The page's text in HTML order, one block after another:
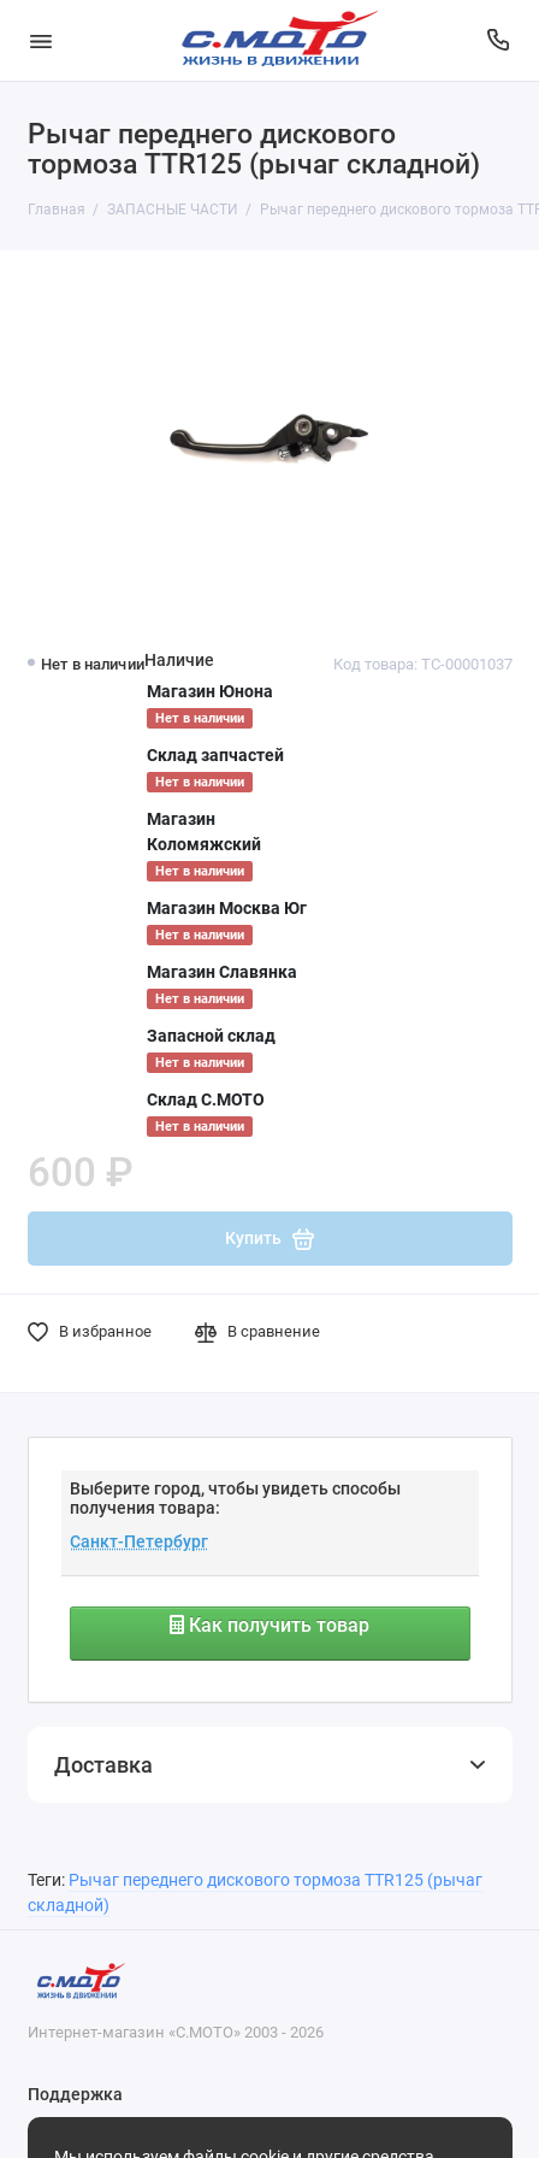
Рычаг переднего дискового
тормоза TTR125 (рычаг складной)
Главная ЗАПАСНЫЕ ЧАСТИ Рычаг переднего дискового тормоза
Нет в наличии Код товара: ТС-00001037
Наличие
Магазин Юнона
Нет в наличии
Склад запчастей
Нет в наличии
Магазин
Коломяжский
Нет в наличии
Магазин Москва Юг
Нет в наличии
Магазин Славянка
Нет в наличии
Запасной склад
Нет в наличии
Склад С.МОТО
Нет в наличии
600 ₽
Купить
В избранное В сравнение
Выберите город, чтобы увидеть способы
получения товара:
Как получить товар
Доставка
Теги: Рычаг переднего дискового тормоза TTR125 (рычаг
складной)
Интернет-магазин «С.МОТО» 2003 - 2026
Поддержка
8-800-55-00-327